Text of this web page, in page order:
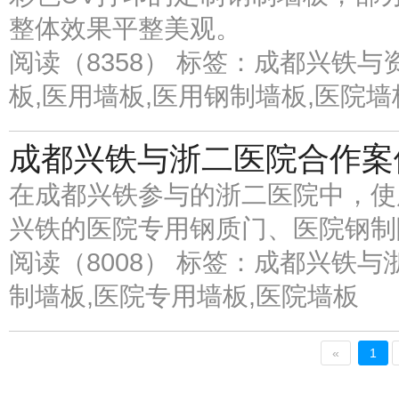
整体效果平整美观。
阅读（8358） 标签：成都兴铁与
板,医用墙板,医用钢制墙板,医院墙
成都兴铁与浙二医院合作
在成都兴铁参与的浙二医院中，
兴铁的医院专用钢质门、医院钢
阅读（8008） 标签：成都兴铁与
制墙板,医院专用墙板,医院墙板
« 1